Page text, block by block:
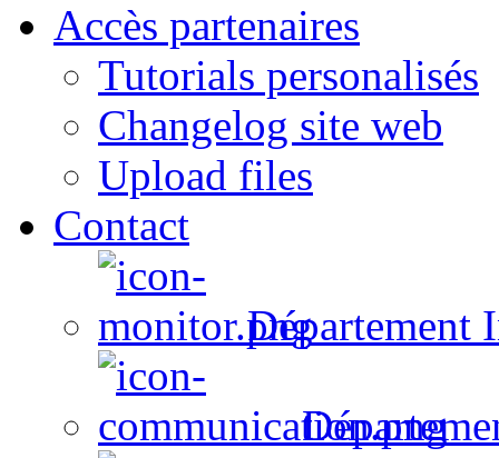
Accès partenaires
Tutorials personalisés
Changelog site web
Upload files
Contact
Département